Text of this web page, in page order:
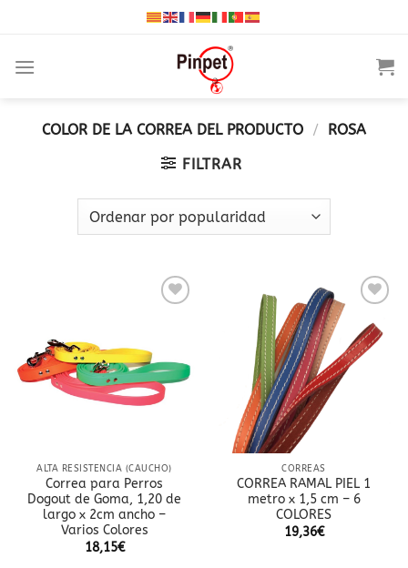
COLOR DE LA CORREA DEL PRODUCTO /
ROSA
FILTRAR
deseos
ALTA RESISTENCIA (CAUCHO)
Correa para Perros
Dogout de Goma, 1,20 de
largo x 2cm ancho –
Varios Colores
18,15€
a la
lista
de
deseos
CORREAS
CORREA RAMAL PIEL 1
metro x 1,5 cm – 6
COLORES
19,36€